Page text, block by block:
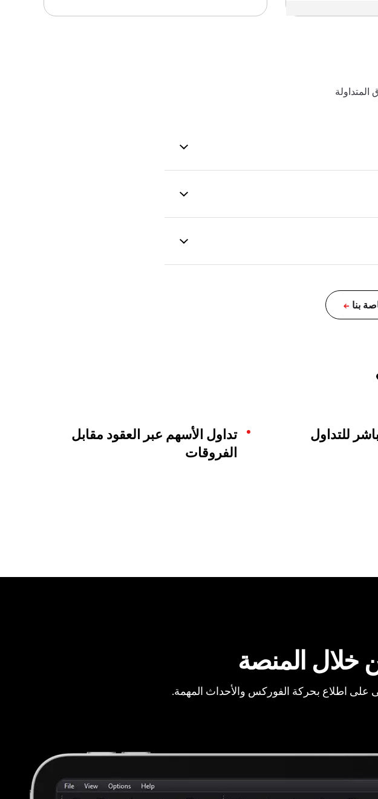
المتداولة
للتداول
تداول الأسهم عبر العقود مقابل
الفروقات
المنصة
اطلاع بحركة الفوركس والأحداث المهمة.